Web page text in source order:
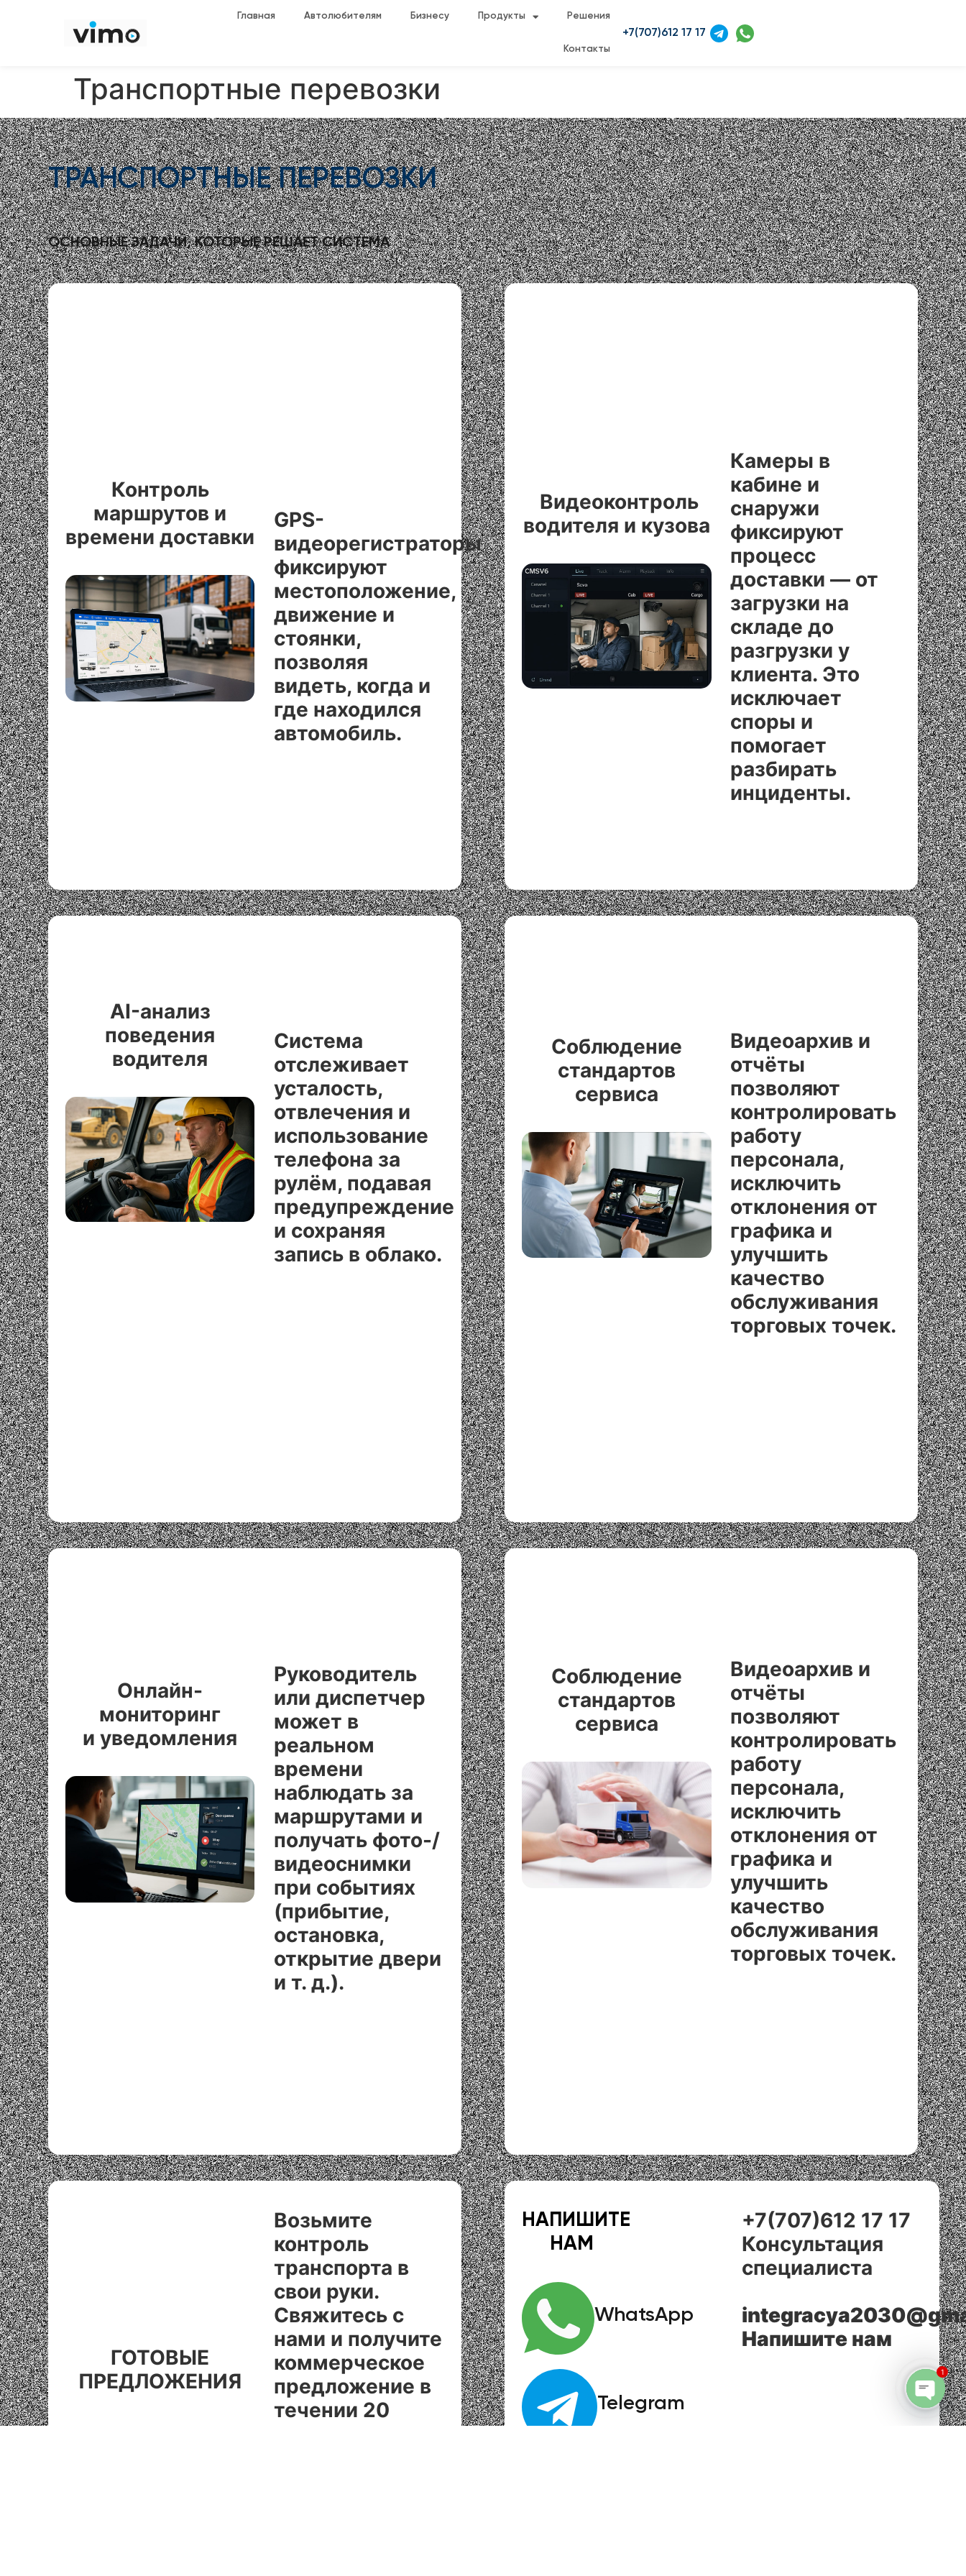
Главная Автолюбителям Бизнесу Продукты Решения
Контакты
+7(707)612 17 17
Транспортные перевозки
ТРАНСПОРТНЫЕ ПЕРЕВОЗКИ
ОСНОВНЫЕ ЗАДАЧИ, КОТОРЫЕ РЕШАЕТ СИСТЕМА
Контроль
маршрутов и
времени доставки
GPS-
видеорегистраторы
фиксируют
местоположение,
движение и
стоянки,
позволяя
видеть, когда и
где находился
автомобиль.
Видеоконтроль
водителя и кузова
Камеры в
кабине и
снаружи
фиксируют
процесс
доставки — от
загрузки на
складе до
разгрузки у
клиента. Это
исключает
споры и
помогает
разбирать
инциденты.
AI-анализ
поведения
водителя
Система
отслеживает
усталость,
отвлечения и
использование
телефона за
рулём, подавая
предупреждение
и сохраняя
запись в облако.
Соблюдение
стандартов
сервиса
Видеоархив и
отчёты
позволяют
контролировать
работу
персонала,
исключить
отклонения от
графика и
улучшить
качество
обслуживания
торговых точек.
Онлайн-
мониторинг
и уведомления
Руководитель
или диспетчер
может в
реальном
времени
наблюдать за
маршрутами и
получать фото-/
видеоснимки
при событиях
(прибытие,
остановка,
открытие двери
и т. д.).
Соблюдение
стандартов
сервиса
Видеоархив и
отчёты
позволяют
контролировать
работу
персонала,
исключить
отклонения от
графика и
улучшить
качество
обслуживания
торговых точек.
ГОТОВЫЕ
ПРЕДЛОЖЕНИЯ
Возьмите
контроль
транспорта в
свои руки.
Свяжитесь с
нами и получите
коммерческое
предложение в
течении 20
НАПИШИТЕ
НАМ
WhatsApp
Telegram
+7(707)612 17 17
Консультация
специалиста
Напишите нам
Open
1